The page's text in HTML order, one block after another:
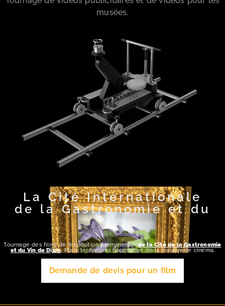
musées.
La Cité Internationale
de la Gastronomie et du
Vin
Tournage des films de l’exposition permanente de la Cité de la Gastronomie
et du Vin de Dijon.Plans techniques nécessitant de la machinerie cinéma.
Demande de devis pour un film